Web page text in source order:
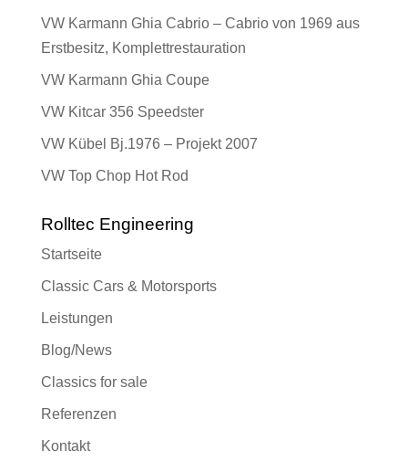
VW Karmann Ghia Cabrio – Cabrio von 1969 aus
Erstbesitz, Komplettrestauration
VW Karmann Ghia Coupe
VW Kitcar 356 Speedster
VW Kübel Bj.1976 – Projekt 2007
VW Top Chop Hot Rod
Rolltec Engineering
Startseite
Classic Cars & Motorsports
Leistungen
Blog/News
Classics for sale
Referenzen
Kontakt